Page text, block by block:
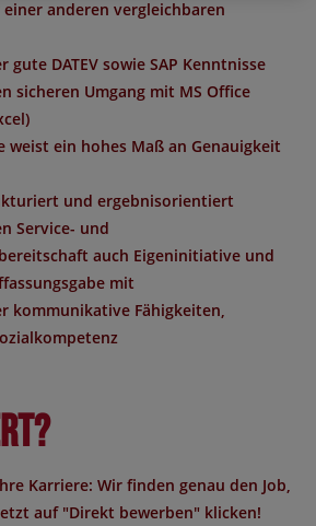
anderen vergleichbaren
gute DATEV sowie SAP Kenntnisse
sicheren Umgang mit MS Office
weist ein hohes Maß an Genauigkeit
und ergebnisorientiert
Service- und
auch Eigeninitiative und
mit
kommunikative Fähigkeiten,
Karriere: Wir finden genau den Job,
auf "Direkt bewerben" klicken!